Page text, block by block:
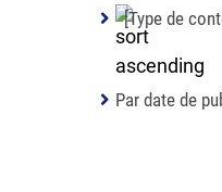
[Type de
Par date de